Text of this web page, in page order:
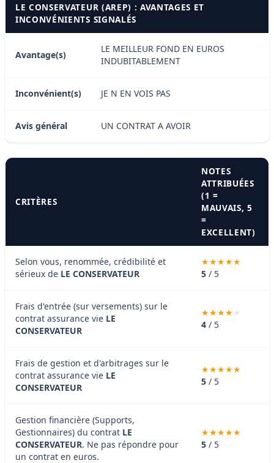
LE CONSERVATEUR (AREP) : AVANTAGES ET
INCONVÉNIENTS SIGNALÉS
Avantage(s)
LE MEILLEUR FOND EN EUROS
INDUBITABLEMENT
Inconvénient(s) JE N EN VOIS PAS
Avis général UN CONTRAT A AVOIR
CRITÈRES
NOTES
ATTRIBUÉES
(1 =
MAUVAIS, 5
=
EXCELLENT)
Selon vous, renommée, crédibilité et
sérieux de LE CONSERVATEUR 5 / 5
Frais d'entrée (sur versements) sur le
contrat assurance vie LE
CONSERVATEUR
4 / 5
Frais de gestion et d'arbitrages sur le
contrat assurance vie LE
CONSERVATEUR
5 / 5
Gestion financière (Supports,
Gestionnaires) du contrat LE
CONSERVATEUR. Ne pas répondre pour
un contrat en euros.
5 / 5